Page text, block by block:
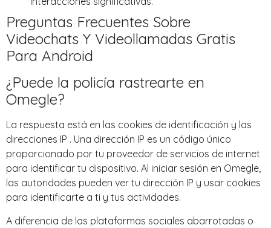
Preguntas Frecuentes Sobre
Videochats Y Videollamadas Gratis
Para Android
¿Puede la policía rastrearte en
Omegle?
La respuesta está en las cookies de identificación y las
direcciones IP . Una dirección IP es un código único
proporcionado por tu proveedor de servicios de internet
para identificar tu dispositivo. Al iniciar sesión en Omegle,
las autoridades pueden ver tu dirección IP y usar cookies
para identificarte a ti y tus actividades.
A diferencia de las plataformas sociales abarrotadas o